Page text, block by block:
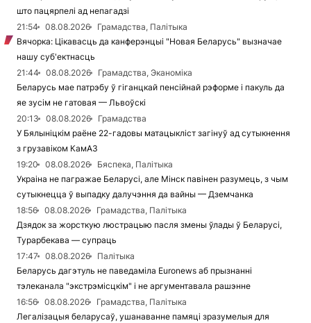
што пацярпелі ад непагадзі
21:54
08.08.2026
Грамадства, Палітыка
Вячорка: Цікавасць да канферэнцыі "Новая Беларусь" вызначае
нашу суб'ектнасць
21:44
08.08.2026
Грамадства, Эканоміка
Беларусь мае патрэбу ў гіганцкай пенсійнай рэформе і пакуль да
яе зусім не гатовая — Львоўскі
20:13
08.08.2026
Грамадства
У Бялыніцкім раёне 22-гадовы матацыкліст загінуў ад сутыкнення
з грузавіком КамАЗ
19:20
08.08.2026
Бяспека, Палітыка
Украіна не пагражае Беларусі, але Мінск павінен разумець, з чым
сутыкнецца ў выпадку далучэння да вайны — Дземчанка
18:56
08.08.2026
Грамадства, Палітыка
Дзядок за жорсткую люстрацыю пасля змены ўлады ў Беларусі,
Турарбекава — супраць
17:47
08.08.2026
Палітыка
Беларусь дагэтуль не паведаміла Euronews аб прызнанні
тэлеканала "экстрэмісцкім" і не аргументавала рашэнне
16:56
08.08.2026
Грамадства, Палітыка
Легалізацыя беларусаў, ушанаванне памяці зразумелыя для